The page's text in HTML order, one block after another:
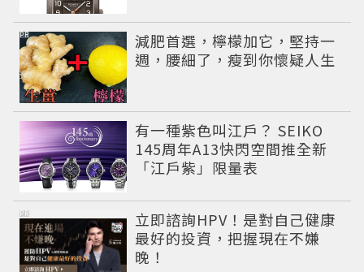
減肥首選，檸檬加它，堅持一
週，腰細了，瘦到你懷疑人生
PR
有一種紫色叫江戶？ SEIKO
145周年A13快閃空間推全新
「江戶紫」限量表
立即諮詢HPV！是對自己健康
最好的投資，把握現在不嫌
晚！
PR